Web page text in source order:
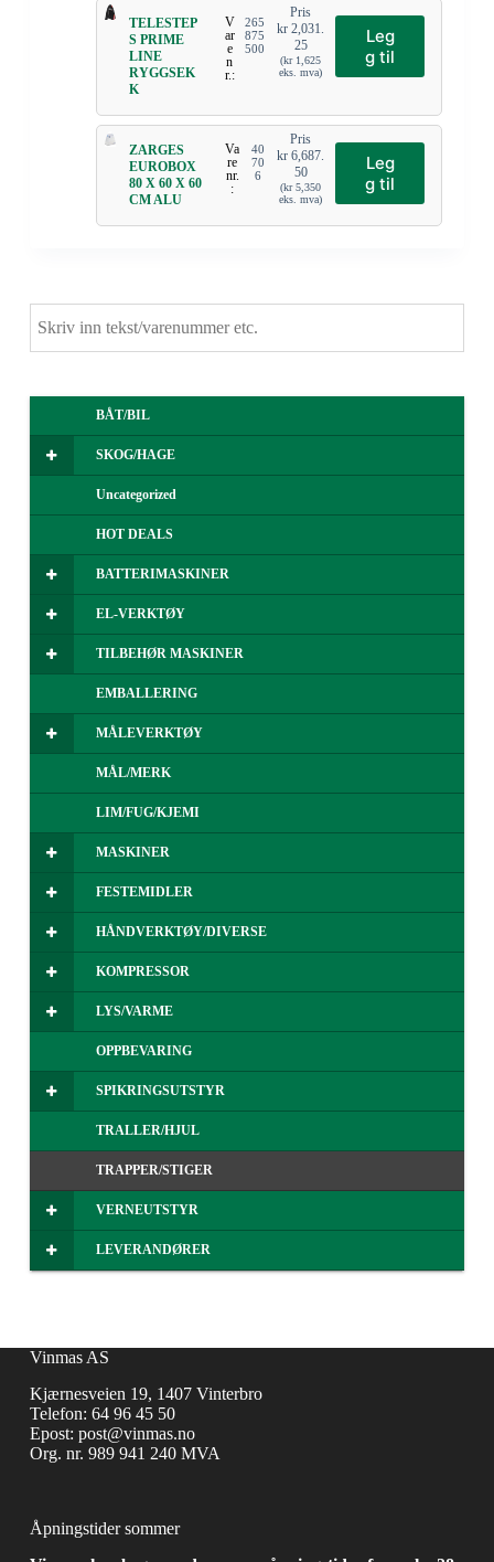
TELESTEP
S PRIME
LINE
RYGGSEK
K
V
ar
e
n
r.:
265
875
500
Pris
kr 2,031.
25
(kr1,625
eks. mva)
Leg
g til
ZARGES
EUROBOX
80 X 60 X 60
CM ALU
Va
re
nr.
:
40
70
6
Pris
kr 6,687.
50
(kr5,350
eks. mva)
Leg
g til
BÅT/BIL
SKOG/HAGE
Uncategorized
HOT DEALS
BATTERIMASKINER
EL-VERKTØY
TILBEHØR MASKINER
EMBALLERING
MÅLEVERKTØY
MÅL/MERK
LIM/FUG/KJEMI
MASKINER
FESTEMIDLER
HÅNDVERKTØY/DIVERSE
KOMPRESSOR
LYS/VARME
OPPBEVARING
SPIKRINGSUTSTYR
TRALLER/HJUL
TRAPPER/STIGER
VERNEUTSTYR
LEVERANDØRER
Vinmas AS
Kjærnesveien 19, 1407 Vinterbro
Telefon: 64 96 45 50
Epost: post@vinmas.no
Org. nr. 989 941 240 MVA
Åpningstider sommer